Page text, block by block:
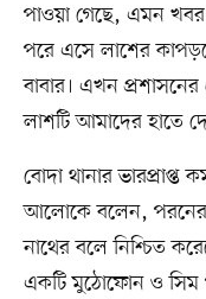
পাওয়া গেছে, এমন
পরে এসে লাশের
বাবার। এখন
লাশটি আমাদের হাতে
বোদা থানার
আলোকে বলেন, পরনের
নাথের বলে নিশ্চিত
একটি মুঠোফোন ও সিম